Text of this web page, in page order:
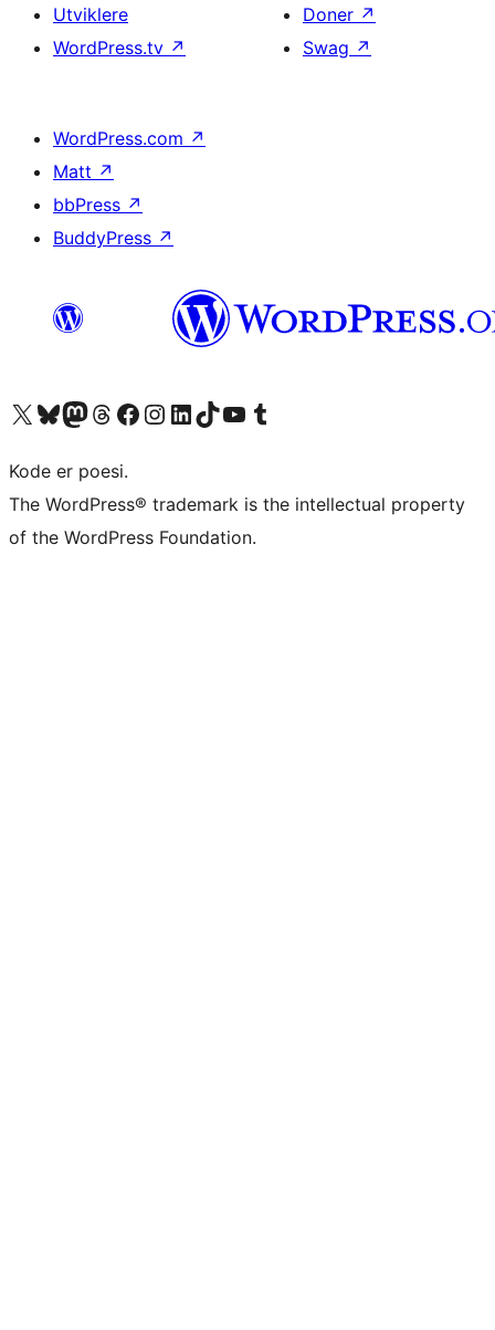
Utviklere
WordPress.tv ↗
Doner ↗
Swag ↗
WordPress.com ↗
Matt ↗
bbPress ↗
BuddyPress ↗
Besøk vår konto på X Visit our Bluesky account
Besøk vår Mastodon-konto
Visit our Threads account
Besøk vår Facebook-sideBesøk vår Instagram-konto
Besøk vår LinkedIn-konto
Visit our TikTok account
Visit our YouTube channel
Visit our Tumblr account
Kode er poesi.
The WordPress® trademark is the intellectual property
of the WordPress Foundation.